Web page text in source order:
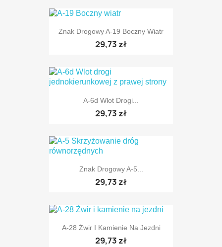
Znak Drogowy A-19 Boczny Wiatr
29,73 zł
A-6d Wlot Drogi...
29,73 zł
TYLKO ONLINE
Znak Drogowy A-5...
29,73 zł
A-28 Żwir I Kamienie Na Jezdni
29,73 zł